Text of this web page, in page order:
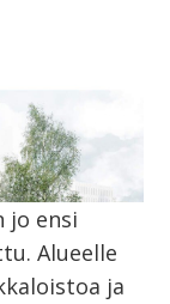
jo ensi
Alueelle
ja